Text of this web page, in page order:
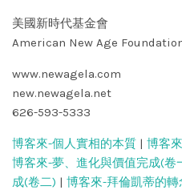
美國新時代基金會
American New Age
www.newagela.com
new.newagela.net
626-593-5333
博客來-個人實相的本質 | 博客
博客來-夢、進化與價值完成(卷
成(卷二) | 博客來-拜倫凱蒂的